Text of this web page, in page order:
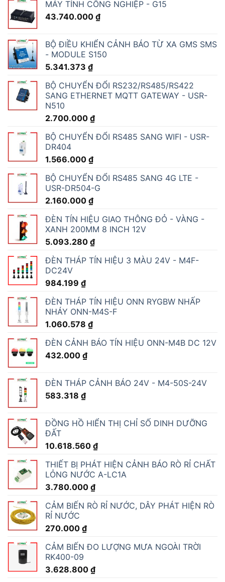
MÁY TÍNH CÔNG NGHIỆP - G15
43.740.000 ₫
BỘ ĐIỀU KHIỂN CẢNH BÁO TỪ XA GMS SMS
- MODULE S150
5.341.373 ₫
BỘ CHUYỂN ĐỔI RS232/RS485/RS422
SANG ETHERNET MQTT GATEWAY - USR-
N510
2.700.000 ₫
BỘ CHUYỂN ĐỔI RS485 SANG WIFI - USR-
DR404
1.566.000 ₫
BỘ CHUYỂN ĐỔI RS485 SANG 4G LTE -
USR-DR504-G
2.160.000 ₫
ĐÈN TÍN HIỆU GIAO THÔNG ĐỎ - VÀNG -
XANH 200MM 8 INCH 12V
5.093.280 ₫
ĐÈN THÁP TÍN HIỆU 3 MÀU 24V - M4F-
DC24V
984.199 ₫
ĐÈN THÁP TÍN HIỆU ONN RYGBW NHẤP
NHÁY ONN-M4S-F
1.060.578 ₫
ĐÈN CẢNH BÁO TÍN HIỆU ONN-M4B DC 12V
432.000 ₫
ĐÈN THÁP CẢNH BÁO 24V - M4-50S-24V
583.318 ₫
ĐỒNG HỒ HIỂN THỊ CHỈ SỐ DINH DƯỠNG
ĐẤT
10.618.560 ₫
THIẾT BỊ PHÁT HIỆN CẢNH BÁO RÒ RỈ CHẤT
LỎNG NƯỚC A-LC1A
3.780.000 ₫
CẢM BIẾN RÒ RỈ NƯỚC, DÂY PHÁT HIỆN RÒ
RỈ NƯỚC
270.000 ₫
CẢM BIẾN ĐO LƯỢNG MƯA NGOÀI TRỜI
RK400-09
3.628.800 ₫